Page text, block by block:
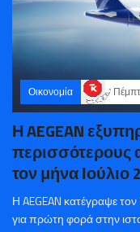
Οικονομία
Η AEGEAN
περισσότερους
τον μήνα Ιούλιο
Η AEGEAN κατέγραψε
για πρώτη φορά στην